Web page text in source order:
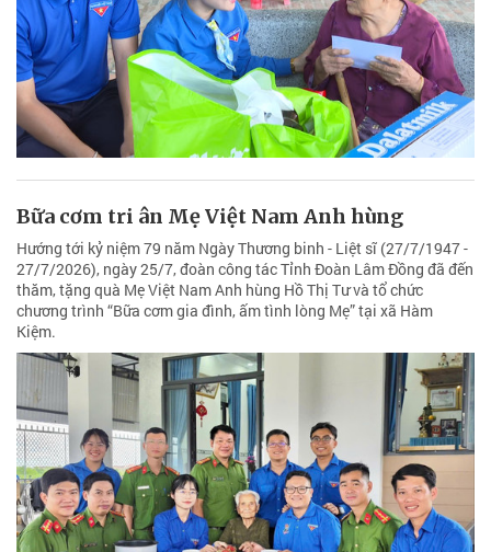
Bữa cơm tri ân Mẹ Việt Nam Anh hùng
Hướng tới kỷ niệm 79 năm Ngày Thương binh - Liệt sĩ (27/7/1947 -
27/7/2026), ngày 25/7, đoàn công tác Tỉnh Đoàn Lâm Đồng đã đến
thăm, tặng quà Mẹ Việt Nam Anh hùng Hồ Thị Tư và tổ chức
chương trình “Bữa cơm gia đình, ấm tình lòng Mẹ” tại xã Hàm
Kiệm.